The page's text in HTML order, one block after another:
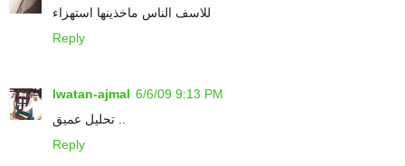
للاسف الناس ماخذينها استهزاء
Reply
lwatan-ajmal 6/6/09 9:13 PM
Reply